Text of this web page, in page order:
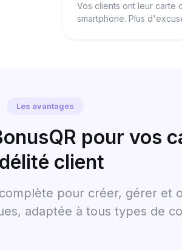
Vos clients ont leur carte
smartphone. Plus
Les avantages
pour vos
client
pour créer, gérer et
adaptée à tous types de